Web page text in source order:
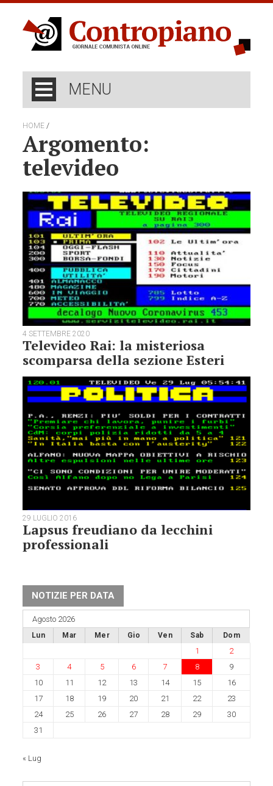
MENU
HOME /
Argomento:
televideo
4 SETTEMBRE 2020
Televideo Rai: la misteriosa
scomparsa della sezione Esteri
29 LUGLIO 2016
Lapsus freudiano da lecchini
professionali
NOTIZIE PER DATA
Agosto 2026
Lun Mar Mer Gio Ven Sab Dom
1
2
3
4 5 6 7 8
9
10
11 12 13 14 15
16
17
18 19 20 21 22
23
24
25 26 27 28 29
30
31
« Lug